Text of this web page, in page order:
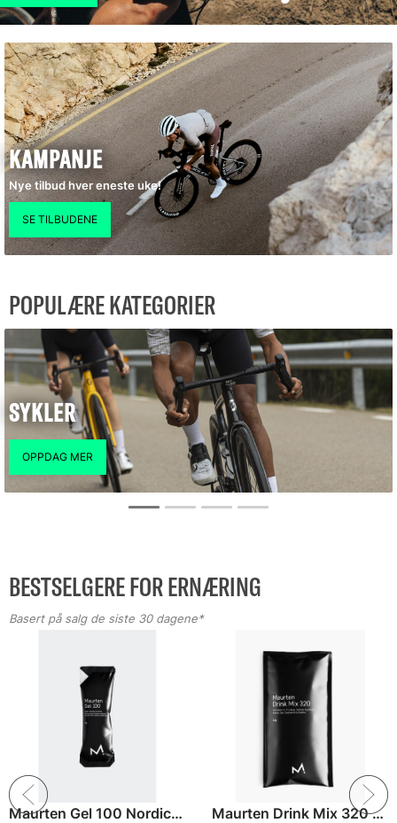
KAMPANJE
Nye tilbud hver eneste uke!
POPULÆRE KATEGORIER
SYKLER
BESTSELGERE FOR ERNÆRING
Basert på salg de siste 30 dagene*
Maurten Gel 100 Nordic Energigel Maurten Drink Mix 320 Sportsdrikk